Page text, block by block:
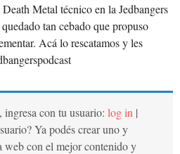
Metal técnico en la Jedbangers
tan cebado que propuso
Acá lo rescatamos y les
ingresa con tu usuario: log in |
Ya podés crear uno y
web con el mejor contenido y